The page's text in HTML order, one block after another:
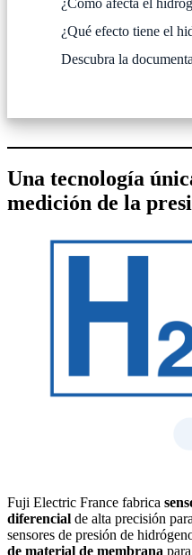
¿Cómo afecta el
¿Qué efecto tiene el
Descubra la
Una tecnología
medición de la
Fuji Electric France fabrica
diferencial de alta precisión para
sensores de presión de
de material de membrana para